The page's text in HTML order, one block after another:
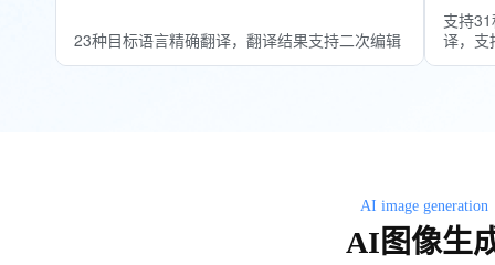
23种目标语言精确翻译，翻译结果支持二次编辑
支持
译，支
AI image generation
AI图像生